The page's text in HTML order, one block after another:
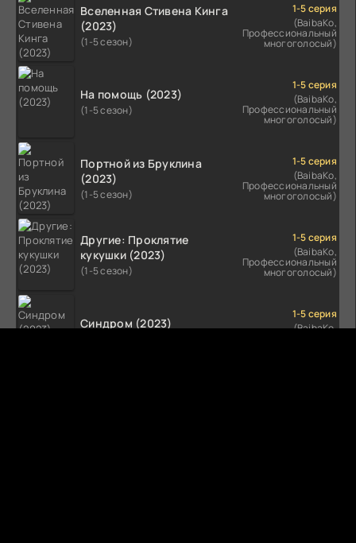
Вселенная Стивена Кинга
(2023)
(1-5 сезон)
1-5 серия
(BaibaKo,
Профессиональный
многоголосый)
На помощь (2023)
(1-5 сезон)
1-5 серия
(BaibaKo,
Профессиональный
многоголосый)
Портной из Бруклина
(2023)
(1-5 сезон)
1-5 серия
(BaibaKo,
Профессиональный
многоголосый)
Другие: Проклятие
кукушки (2023)
(1-5 сезон)
1-5 серия
(BaibaKo,
Профессиональный
многоголосый)
Синдром (2023)
1-5 серия
(BaibaKo,